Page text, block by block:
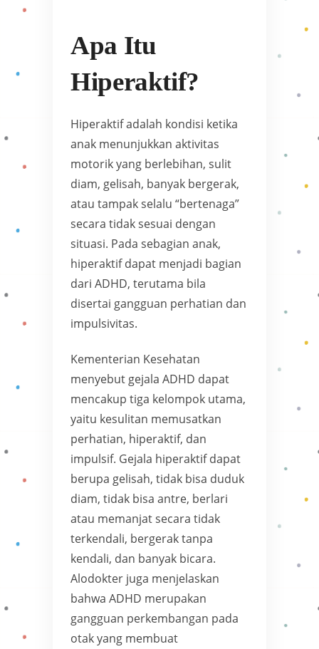
Apa Itu
Hiperaktif?
Hiperaktif adalah kondisi ketika
anak menunjukkan aktivitas
motorik yang berlebihan, sulit
diam, gelisah, banyak bergerak,
atau tampak selalu “bertenaga”
secara tidak sesuai dengan
situasi. Pada sebagian anak,
hiperaktif dapat menjadi bagian
dari ADHD, terutama bila
disertai gangguan perhatian dan
impulsivitas.
Kementerian Kesehatan
menyebut gejala ADHD dapat
mencakup tiga kelompok utama,
yaitu kesulitan memusatkan
perhatian, hiperaktif, dan
impulsif. Gejala hiperaktif dapat
berupa gelisah, tidak bisa duduk
diam, tidak bisa antre, berlari
atau memanjat secara tidak
terkendali, bergerak tanpa
kendali, dan banyak bicara.
Alodokter juga menjelaskan
bahwa ADHD merupakan
gangguan perkembangan pada
otak yang membuat